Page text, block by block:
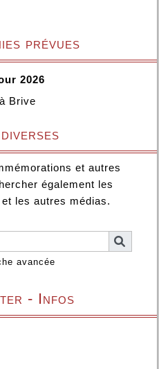
prévues
2026
Brive
et autres
également les
les autres médias.
avancée
- Infos